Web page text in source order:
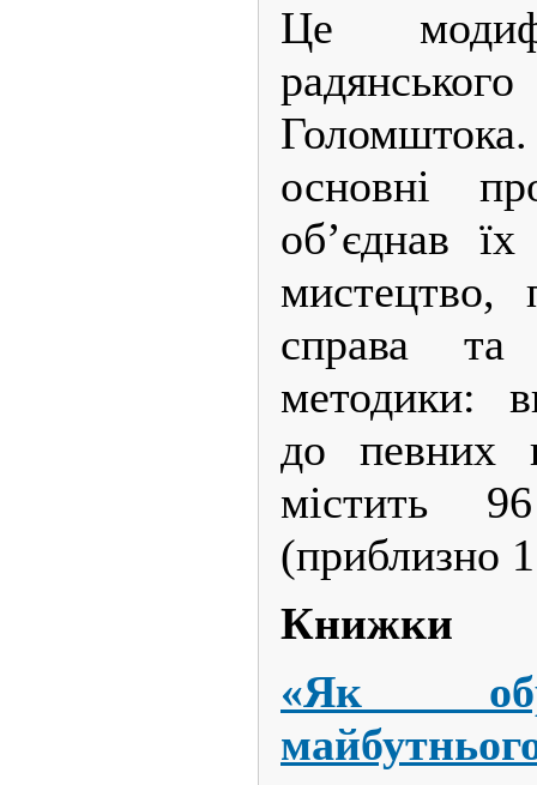
Це
основні
об’єднав
мистецтво,
справа та
методики:
до певних
містить
(приблизно
Книжки
«Як